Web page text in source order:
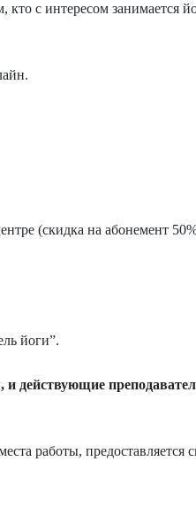
с интересом занимается
(скидка на абонемент
йоги”.
действующие
работы, предоставляется